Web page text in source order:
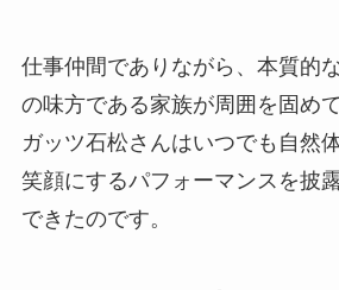
仕事仲間でありながら、本質的
の味方である家族が周囲を固め
ガッツ石松さんはいつでも自然
笑顔にするパフォーマンスを披
できたのです。